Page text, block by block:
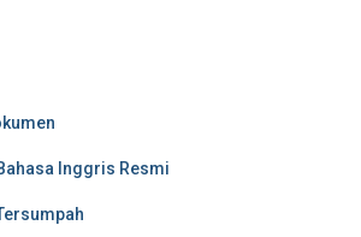
Inggris Resmi